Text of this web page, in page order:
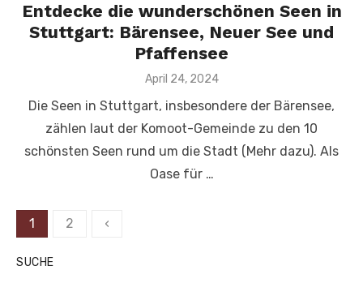
Entdecke die wunderschönen Seen in
Stuttgart: Bärensee, Neuer See und
Pfaffensee
Veröffentlicht
April 24, 2024
Die Seen in Stuttgart, insbesondere der Bärensee,
zählen laut der Komoot-Gemeinde zu den 10
schönsten Seen rund um die Stadt (Mehr dazu). Als
Oase für …
Seitennummerierung
Beiträge
1 2 ‹
SUCHE